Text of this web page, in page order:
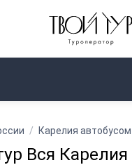
Карелия
Вся